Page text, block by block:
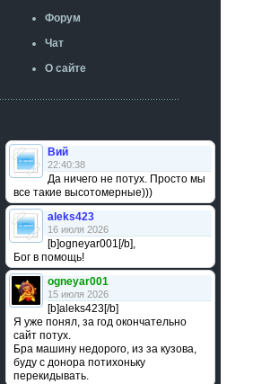
Форум
Чат
О сайте
Вий
22:40:38
Да ничего не потух. Просто мы
все такие высотомерные)))
aleks423
16 июля 2026
[b]ogneyar001[/b],
Бог в помощь!
ogneyar001
15 июля 2026
[b]aleks423[/b]
Я уже понял, за год окончательно
сайт потух.
Бра машину недорого, из за кузова,
буду с донора потихоньку
перекидывать.